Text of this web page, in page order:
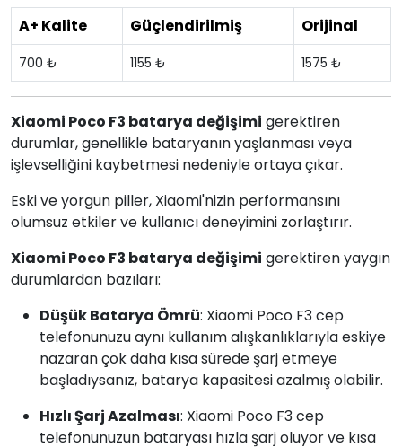
A+ Kalite Güçlendirilmiş Orijinal
700 ₺ 1155 ₺ 1575 ₺
Xiaomi Poco F3 batarya değişimi gerektiren
durumlar, genellikle bataryanın yaşlanması veya
işlevselliğini kaybetmesi nedeniyle ortaya çıkar.
Eski ve yorgun piller, Xiaomi'nizin performansını
olumsuz etkiler ve kullanıcı deneyimini zorlaştırır.
Xiaomi Poco F3 batarya değişimi gerektiren yaygın
durumlardan bazıları:
Düşük Batarya Ömrü: Xiaomi Poco F3 cep
telefonunuzu aynı kullanım alışkanlıklarıyla eskiye
nazaran çok daha kısa sürede şarj etmeye
başladıysanız, batarya kapasitesi azalmış olabilir.
Hızlı Şarj Azalması: Xiaomi Poco F3 cep
telefonunuzun bataryası hızla şarj oluyor ve kısa